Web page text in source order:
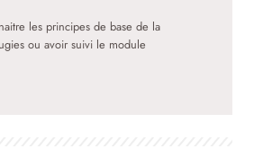
les principes de base de la
ou avoir suivi le module